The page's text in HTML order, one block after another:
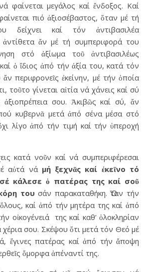
φαίνεται μεγάλος καί ἔνδοξος. Καί
πιό ἀξιοσέβαστος, ὅταν μέ τή
δείχνει καί τόν ἀντιβασιλέα
ἀντίθετα ἄν μέ τή συμπεριφορά του
στό ἀξίωμα τοῦ ἀντιβασιλέως
ὁ ἴδιος ἀπό τήν ἀξία του, κατά τόν
περιφρονεῖς ἐκείνην, μέ τήν ὁποία
τοῦτο γίνεται αἰτία νά χάνεις καί σύ
σου. Ἀκιβῶς καί σύ, ἄν
πού κυβερνᾶ μετά ἀπό σένα μέσα στό
λίγο ἀπό τήν τιμή καί τήν ὑπεροχή
κατά νοῦν καί νά συμπεριφέρεσαι
αὐτά νά μή ξεχνᾶς καί ἐκεῖνο τό
κάλεσε ὁ πατέρας της καί σοῦ
του σάν παρακαταθήκη. Ὅταν τήν
καί ἀπό τήν μητέρα της καί ἀπό
οἰκογένειά της καί καθ’ ὁλοκληρίαν
σου. Σκέψου ὅτι μετά τόν Θεό μέ
ἔγινες πατέρας καί ἀπό τήν ἄποψη
ὄμορφα ἀπέναντί της.